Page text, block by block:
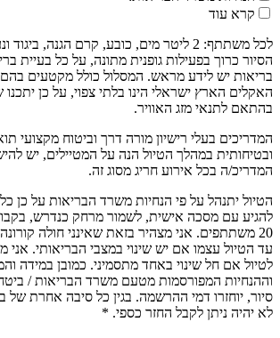
קרא עוד
לכל משתתף: 2 ליטר מים, כובע, קרם הגנה,
הסיור כרוך בפעילות גופנית מתונה, על כל בעיית
בריאות יש לידע מראש. המסלול כולל מקטעים
האקלים הארץ ישראלי הינו בלתי צפוי, על כן יתכנו
בהתאם לתנאי מזג האוויר.
המדריכים בעלי רישיון מורה דרך וביטוח מקצועי
ובטיחותית במהלך הטיול הנה על המטיילים, יש
המדריכ/ה בכל אירוע חריג מסוג זה.
הטיול יתנהל על פי הנחיות משרד הבריאות על כן
להגיע עם מסכה אישית, לשמור מרחק כנדרש,
20 משתתפים. אני מצהיר בזאת שאינני חולה
עד הטיול עצמו אם יש שינוי במצבי הבריאותי. אני
לטיול אם חל שינוי באחד מתסמיני. כמובן במידה
וההנחיות המפורסמות מטעם משרד הבריאות /
סיור, יוחזרו דמי ההרשמה. בגין כל סיבה אחרת
לא יהיה ניתן לקבל החזר כספי. *